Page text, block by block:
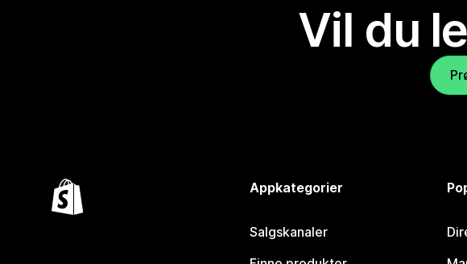
Vil du
Appkategorier
Salgskanaler